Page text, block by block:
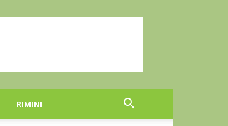
RIMINI